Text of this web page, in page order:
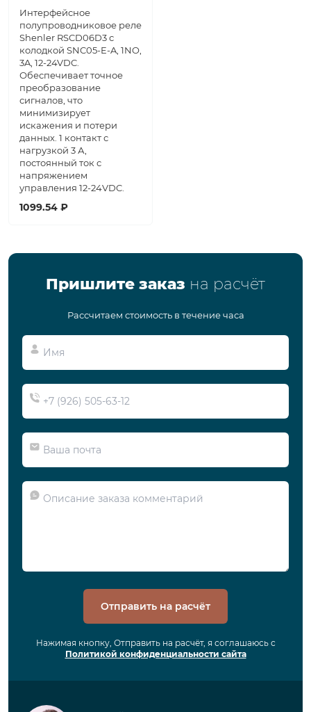
Интерфейсное
полупроводниковое реле
Shenler RSCD06D3 с
колодкой SNC05-E-A, 1NO,
3A, 12-24VDC.
Обеспечивает точное
преобразование
сигналов, что
минимизирует
искажения и потери
данных. 1 контакт с
нагрузкой 3 А,
постоянный ток с
напряжением
управления 12-24VDC.
1099.54 ₽
Пришлите заказ на расчёт
Рассчитаем стоимость в течение часа
Отправить на расчёт
Нажимая кнопку, Отправить на расчёт, я соглашаюсь с
Политикой конфиденциальности сайта